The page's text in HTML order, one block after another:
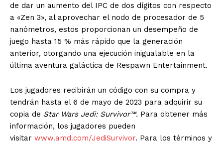
de dar un aumento del IPC de dos dígitos con respecto
a «Zen 3», al aprovechar el nodo de procesador de 5
nanómetros, estos proporcionan un desempeño de
juego hasta 15 % más rápido que la generación
anterior, otorgando una ejecución inigualable en la
última aventura galáctica de Respawn Entertainment.
Los jugadores recibirán un código con su compra y
tendrán hasta el 6 de mayo de 2023 para adquirir su
copia de Star Wars Jedi: Survivor™. Para obtener más
información, los jugadores pueden
visitar www.amd.com/JediSurvivor. Para los términos y